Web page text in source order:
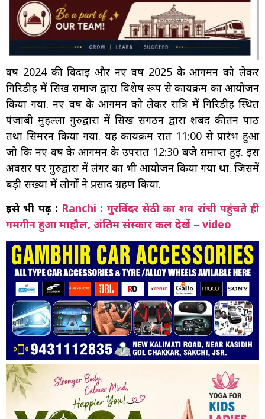
वर्ष 2024 की विदाई और नए वर्ष 2025 के आगमन को लेकर
गिरिडीह में सिख समाज द्वारा विशेष रूप से कार्यक्रम का आयोजन
किया गया. नए वर्ष के आगमन को लेकर रात्रि में गिरिडीह स्थित
पंजाबी मुहल्ला गुरुद्वारा में सिख संगठन द्वारा शबद कीर्तन पाठ
तथा सिमरन किया गया. यह कार्यक्रम रात 11:00 से प्रारंभ हुआ
जो कि नए वर्ष के आगमन के उपरांत 12:30 बजे समाप्त हुई. इस
अवसर पर गुरुद्वारा में लंगर का भी आयोजन किया गया था. जिसमें
बड़ी संख्या में लोगों ने प्रसाद ग्रहण किया.
इसे भी पढ़ें : Ranchi : गुरविंदर सेठी का शव रांची पहुंचते ही
गमगीन हुआ माहौल, अंतिम संस्कार कल देखें – video